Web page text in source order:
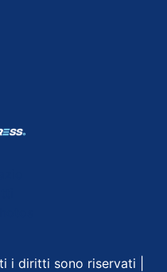
i diritti sono riservati |